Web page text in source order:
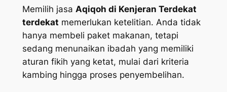
Memilih jasa Aqiqoh di Kenjeran Terdekat
terdekat memerlukan ketelitian. Anda tidak
hanya membeli paket makanan, tetapi
sedang menunaikan ibadah yang memiliki
aturan fikih yang ketat, mulai dari kriteria
kambing hingga proses penyembelihan.